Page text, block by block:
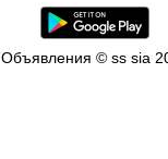
Объявления © ss sia